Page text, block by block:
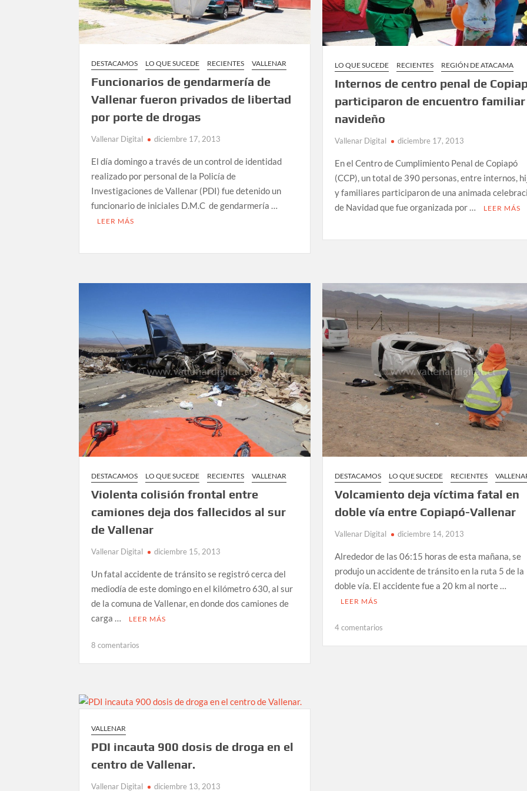
DESTACAMOS LO QUE SUCEDE RECIENTES VALLENAR
Funcionarios de gendarmería de
Vallenar fueron privados de libertad
por porte de drogas
Vallenar Digital diciembre 17, 2013
El día domingo a través de un control de identidad
realizado por personal de la Policía de
Investigaciones de Vallenar (PDI) fue detenido un
funcionario de iniciales D.M.C de gendarmería …
LEER MÁS
LO QUE SUCEDE RECIENTES REGIÓN DE ATACAMA
Internos de centro penal de
participaron de encuentro familiar
navideño
Vallenar Digital diciembre 17, 2013
En el Centro de Cumplimiento Penal de Copiapó
(CCP), un total de 390 personas, entre internos,
y familiares participaron de una animada
de Navidad que fue organizada por …
LEER MÁS
DESTACAMOS LO QUE SUCEDE RECIENTES VALLENAR
Violenta colisión frontal entre
camiones deja dos fallecidos al sur
de Vallenar
Vallenar Digital diciembre 15, 2013
Un fatal accidente de tránsito se registró cerca del
mediodía de este domingo en el kilómetro 630, al sur
de la comuna de Vallenar, en donde dos camiones de
carga …
LEER MÁS
8 comentarios
entre
camiones
fallecidos
al
de
DESTACAMOS LO QUE SUCEDE RECIENTES
Volcamiento deja víctima fatal en
doble vía entre Copiapó-Vallenar
Vallenar Digital diciembre 14, 2013
Alrededor de las 06:15 horas de esta mañana, se
produjo un accidente de tránsito en la ruta 5 de la
doble vía. El accidente fue a 20 km al norte …
LEER MÁS
4 comentariosen
VALLENAR
PDI incauta 900 dosis de droga en el
centro de Vallenar.
Vallenar Digital diciembre 13, 2013